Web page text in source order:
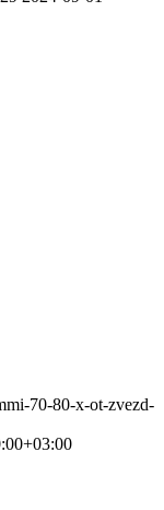
70-80-x-ot-zvezd-